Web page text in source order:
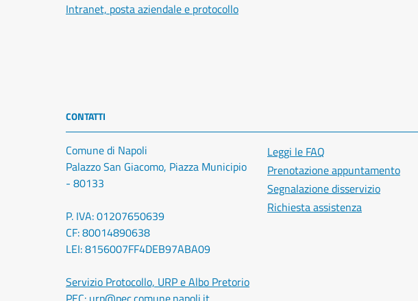
Intranet, posta aziendale e protocollo
CONTATTI
Comune di Napoli
Palazzo San Giacomo, Piazza Municipio
- 80133
P. IVA: 01207650639
CF: 80014890638
LEI: 8156007FF4DEB97ABA09
Servizio Protocollo, URP e Albo Pretorio
Leggi le FAQ
Prenotazione appuntamento
Segnalazione disservizio
Richiesta assistenza